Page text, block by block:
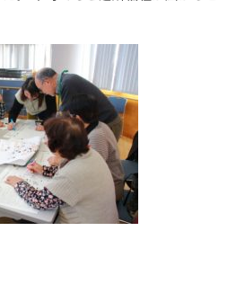
カスタマーハラスメントに
対する基本方針